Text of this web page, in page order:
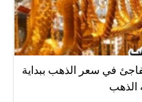
في سعر الذهب ببداية
الذهب